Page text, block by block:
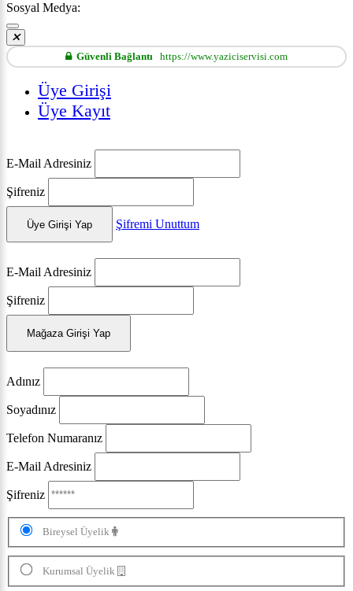
Sosyal Medya:
Güvenli Bağlantı https://www.yaziciservisi.com
Üye Girişi
Üye Kayıt
E-Mail Adresiniz
Şifreniz
Üye Girişi Yap Şifremi Unuttum
E-Mail Adresiniz
Şifreniz
Mağaza Girişi Yap
Adınız
Soyadınız
Telefon Numaranız
E-Mail Adresiniz
Şifreniz
Bireysel Üyelik
Kurumsal Üyelik